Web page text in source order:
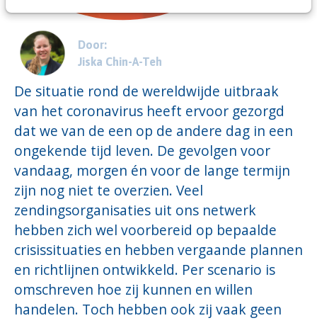
Door:
Jiska Chin-A-Teh
De situatie rond de wereldwijde uitbraak
van het coronavirus heeft ervoor gezorgd
dat we van de een op de andere dag in een
ongekende tijd leven. De gevolgen voor
vandaag, morgen én voor de lange termijn
zijn nog niet te overzien. Veel
zendingsorganisaties uit ons netwerk
hebben zich wel voorbereid op bepaalde
crisissituaties en hebben vergaande plannen
en richtlijnen ontwikkeld. Per scenario is
omschreven hoe zij kunnen en willen
handelen. Toch hebben ook zij vaak geen